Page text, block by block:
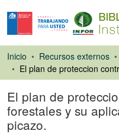
Inicio Recursos externos
El plan de
forestales y su
picazo.